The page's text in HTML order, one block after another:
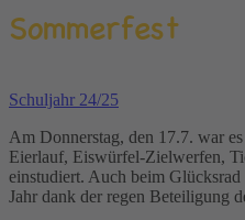
Sommerfest
Schuljahr 24/25
Am Donnerstag, den 17.7. war
Eierlauf, Eiswürfel-Zielwerfen,
einstudiert. Auch beim
Jahr dank der regen Beteiligung